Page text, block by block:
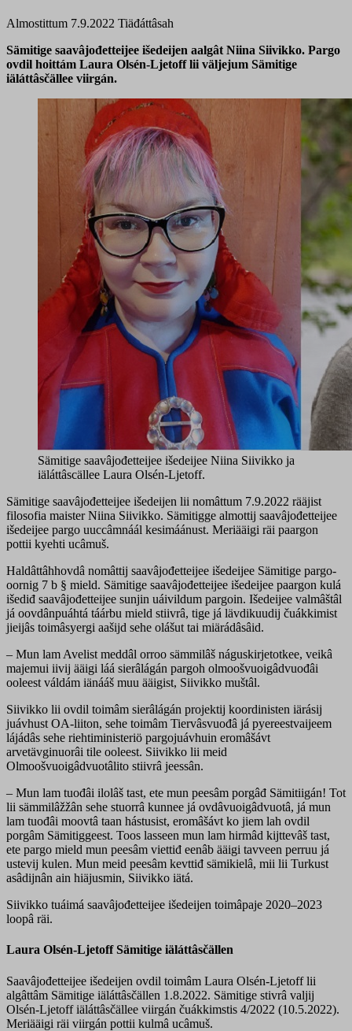
Almostittum 7.9.2022 Tiäđáttâsah
Sämitige saavâjođetteijee išedeijen aalgât Niina Siivikko. Pargo
ovdil hoittám Laura Olsén-Ljetoff lii väljejum Sämitige
iäláttâsčällee viirgán.
Sämitige saavâjođetteijee išedeijee Niina Siivikko ja
iäláttâscällee Laura Olsén-Ljetoff.
Sämitige saavâjođetteijee išedeijen lii nomâttum 7.9.2022 rääjist
filosofia maister Niina Siivikko. Sämitigge almottij saavâjođetteijee
išedeijee pargo uuccâmnáál kesimáánust. Meriääigi räi paargon
pottii kyehti ucâmuš.
Haldâttâhhovdâ nomâttij saavâjođetteijee išedeijee Sämitige pargo-
oornig 7 b § mield. Sämitige saavâjođetteijee išedeijee paargon kulá
išediđ saavâjođetteijee sunjin uáivildum pargoin. Išedeijee valmâštâl
já oovdânpuáhtá táárbu mield stiivrâ, tige já lävdikuudij čuákkimist
jieijâs toimâsyergi aašijd sehe olášut tai miärádâsâid.
– Mun lam Avelist meddâl orroo sämmilâš náguskirjetotkee, veikâ
majemui iivij ääigi láá sierâlágán pargoh olmoošvuoigâdvuođâi
ooleest váldám iänááš muu ääigist, Siivikko muštâl.
Siivikko lii ovdil toimâm sierâlágán projektij koordinisten iärásij
juávhust OA-liiton, sehe toimâm Tiervâsvuođâ já pyereestvaijeem
lájádâs sehe riehtiministeriö pargojuávhuin eromâšávt
arvetävginuorâi tile ooleest. Siivikko lii meid
Olmoošvuoigâdvuotâlito stiivrâ jeessân.
– Mun lam tuođâi ilolâš tast, ete mun peesâm porgâđ Sämitiigán! Tot
lii sämmilâžžân sehe stuorrâ kunnee já ovdâvuoigâdvuotâ, já mun
lam tuođâi moovtâ taan hástusist, eromâšávt ko jiem lah ovdil
porgâm Sämitiggeest. Toos lasseen mun lam hirmâd kijttevâš tast,
ete pargo mield mun peesâm viettiđ eenâb ääigi tavveen perruu já
ustevij kulen. Mun meid peesâm kevttiđ sämikielâ, mii lii Turkust
asâdijnân ain hiäjusmin, Siivikko iätá.
Siivikko tuáimá saavâjođetteijee išedeijen toimâpaje 2020–2023
loopâ räi.
Laura Olsén-Ljetoff Sämitige iäláttâsčällen
Saavâjođetteijee išedeijen ovdil toimâm Laura Olsén-Ljetoff lii
algâttâm Sämitige iäláttâsčällen 1.8.2022. Sämitige stivrâ valjij
Olsén-Ljetoff iäláttâsčällee viirgán čuákkimstis 4/2022 (10.5.2022).
Meriääigi räi viirgán pottii kulmâ ucâmuš.